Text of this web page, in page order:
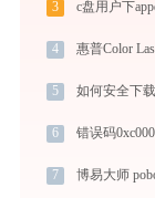
3 c盘用户下
4 惠普Color
5 如何安全下
6 错误码
7 博易大师